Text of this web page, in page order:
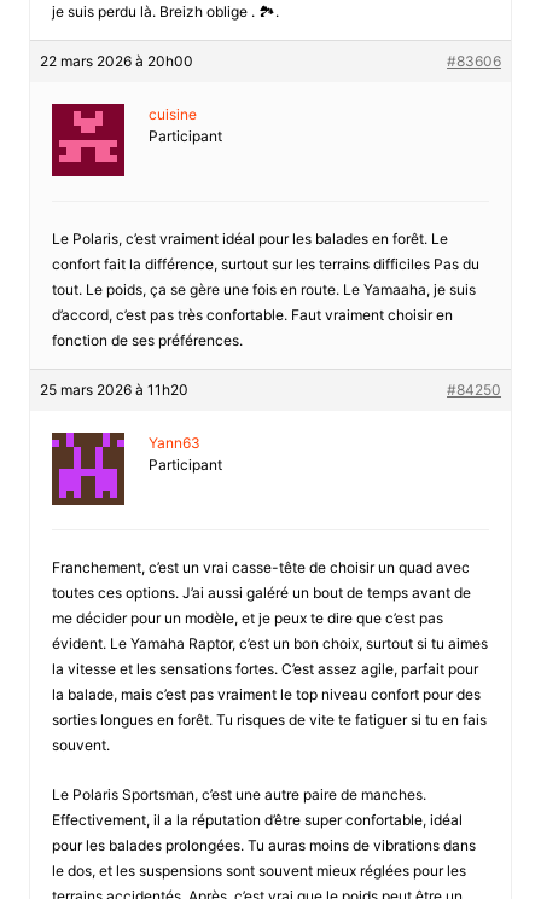
je suis perdu là. Breizh oblige . 🏞️.
22 mars 2026 à 20h00 #83606
cuisine
Participant
Le Polaris, c’est vraiment idéal pour les balades en forêt. Le
confort fait la différence, surtout sur les terrains difficiles Pas du
tout. Le poids, ça se gère une fois en route. Le Yamaaha, je suis
d’accord, c’est pas très confortable. Faut vraiment choisir en
fonction de ses préférences.
25 mars 2026 à 11h20 #84250
Yann63
Participant
Franchement, c’est un vrai casse-tête de choisir un quad avec
toutes ces options. J’ai aussi galéré un bout de temps avant de
me décider pour un modèle, et je peux te dire que c’est pas
évident. Le Yamaha Raptor, c’est un bon choix, surtout si tu aimes
la vitesse et les sensations fortes. C’est assez agile, parfait pour
la balade, mais c’est pas vraiment le top niveau confort pour des
sorties longues en forêt. Tu risques de vite te fatiguer si tu en fais
souvent.
Le Polaris Sportsman, c’est une autre paire de manches.
Effectivement, il a la réputation d’être super confortable, idéal
pour les balades prolongées. Tu auras moins de vibrations dans
le dos, et les suspensions sont souvent mieux réglées pour les